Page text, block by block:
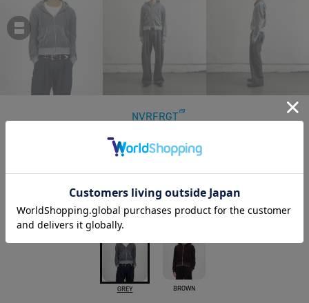
NVRFRGT
VELOUR ZIP UP HOODIE
￥41,800
カラー
GREY BROWN